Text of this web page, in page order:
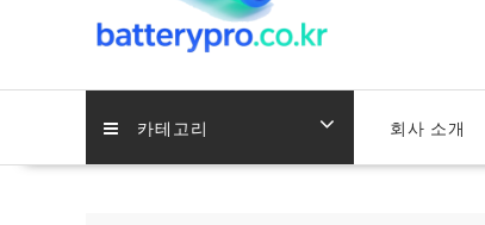
카테고리 회사 소개